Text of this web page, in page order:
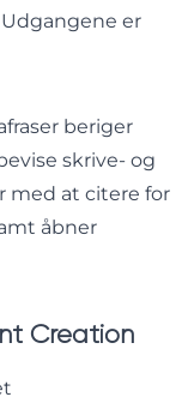
er
beriger
skrive- og
med at citere for
åbner
Creation